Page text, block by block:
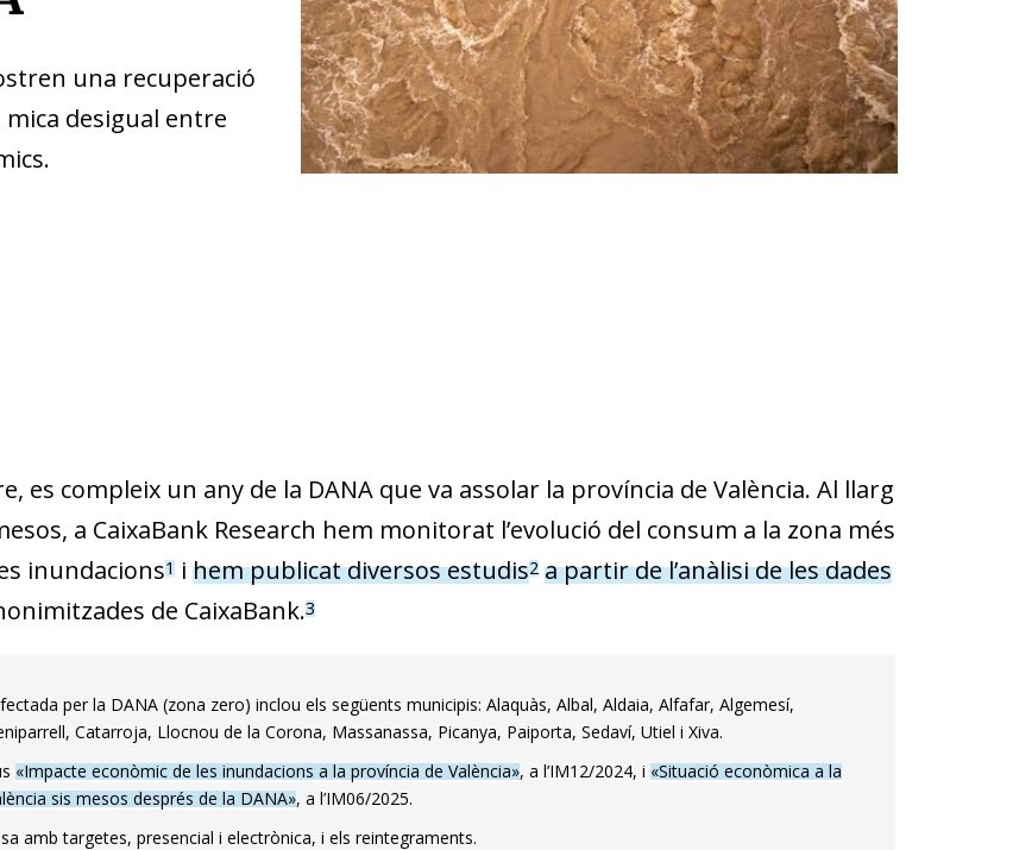
una recuperació
desigual entre
es compleix un any de la DANA que va assolar la província de València. Al llarg
a CaixaBank Research hem monitorat l’evolució del consum a la zona més
inundacions1i hem publicat diversos estudis2 a partir de l’anàlisi de les dades
de CaixaBank.3
per la DANA (zona zero) inclou els següents municipis: Alaquàs, Albal, Aldaia, Alfafar, Algemesí,
Catarroja, Llocnou de la Corona, Massanassa, Picanya, Paiporta, Sedaví, Utiel i Xiva.
«Impacte econòmic de les inundacions a la província de València», a l’IM12/2024, i «Situació econòmica a la
sis mesos després de la DANA», a l’IM06/2025.
amb targetes, presencial i electrònica, i els reintegraments.